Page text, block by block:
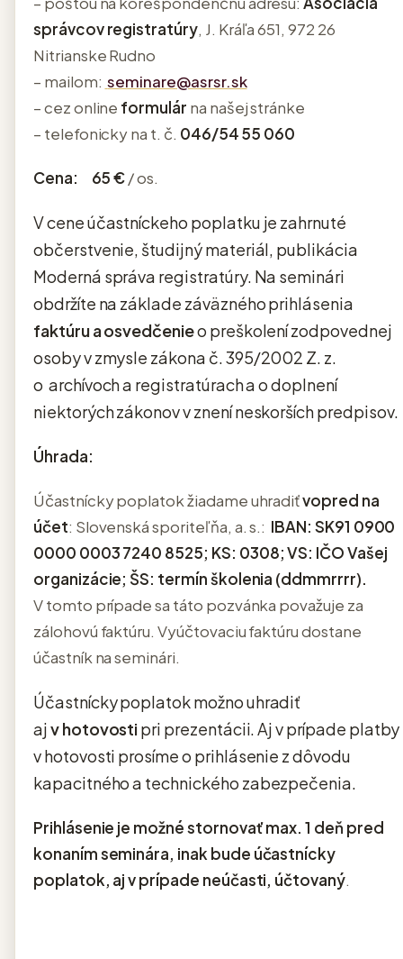
správcov registratúry, J. Kráľa 651, 972 26
Nitrianske Rudno
– mailom: seminare@asrsr.sk
– cez online formulár na našej stránke
– telefonicky na t. č. 046/54 55 060
Cena: 65 €/ os.
V cene účastníckeho poplatku je zahrnuté
občerstvenie, študijný materiál, publikácia
Moderná správa registratúry. Na seminári
obdržíte na základe záväzného prihlásenia
faktúru a osvedčenieo preškolení zodpovednej
osoby v zmysle zákona č. 395/2002 Z. z.
o archívoch a registratúrach a o doplnení
niektorých zákonov v znení neskorších predpisov.
Úhrada:
Účastnícky poplatok žiadame uhradiťvopred na
účet: Slovenská sporiteľňa, a. s.: IBAN: SK91 0900
0000 0003 7240 8525; KS: 0308;VS: IČO Vašej
organizácie; ŠS: termín školenia (ddmmrrrr).
V tomto prípade sa táto pozvánka považuje za
zálohovú faktúru. Vyúčtovaciu faktúru dostane
účastník na seminári.
Účastnícky poplatok možno uhradiť
ajv hotovostipri prezentácii. Aj v prípade platby
v hotovosti prosíme o prihlásenie z dôvodu
kapacitného a technického zabezpečenia.
Prihlásenie je možné stornovať max. 1 deň pred
konaním seminára, inak bude účastnícky
poplatok, aj v prípade neúčasti, účtovaný.